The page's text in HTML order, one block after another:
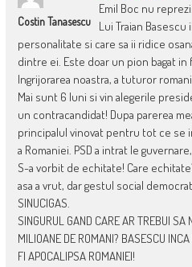
Costin Tanasescu
Emil Boc nu
Lui Traian
personalitate si care sa ii ridice
dintre ei. Este doar un pion bagat in
Ingrijorarea noastra, a tuturor
Mai sunt 6 luni si vin alegerile
un contracandidat! Dupa parerea
principalul vinovat pentru tot ce se
a Romaniei. PSD a intrat le
S-a vorbit de echitate! Care
asa a vrut, dar gestul social
SINUCIGAS.
SINGURUL GAND CARE AR TREBUI SA
MILIOANE DE ROMANI? BASESCU
FI APOCALIPSA ROMANIEI!